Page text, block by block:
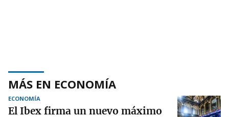
MÁS EN ECONOMÍA
ECONOMÍA
El Ibex firma un nuevo máximo